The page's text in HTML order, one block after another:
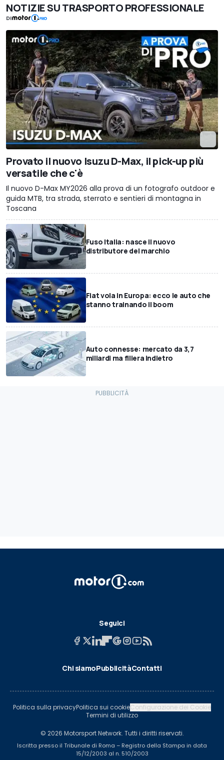
NOTIZIE SU TRASPORTO PROFESSIONALE
DI
Provato il nuovo Isuzu D-Max, il pick-up più
versatile che c'è
Il nuovo D-Max MY2026 alla prova di un fotografo outdoor e
guida MTB, tra strada, sterrato e sentieri di montagna in
Toscana
Fuso Italia: nasce il nuovo
distributore del marchio
Fiat vola in Europa: ecco le auto che
stanno trainando il boom
Auto connesse: mercato da 3,7
miliardi ma filiera indietro
Seguici
Chi siamoPubblicitàContatti
Politica sulla privacyPolitica sui cookieConfigurazione dei Cookie
Termini di utilizzo
© 2026 Motorsport Network. Tutti i diritti riservati.
Iscritta presso il Tribunale di Roma – Registro della Stampa in data
15/12/2003 al n. 510/2003